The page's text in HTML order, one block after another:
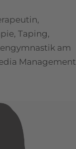
Taping,
am
Management